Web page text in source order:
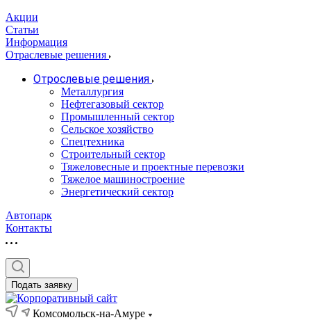
Акции
Статьи
Информация
Отраслевые решения
Отрослевые решения
Металлургия
Нефтегазовый сектор
Промышленный сектор
Сельское хозяйство
Спецтехника
Строительный сектор
Тяжеловесные и проектные перевозки
Тяжелое машиностроение
Энергетический сектор
Автопарк
Контакты
Подать заявку
Комсомольск-на-Амуре